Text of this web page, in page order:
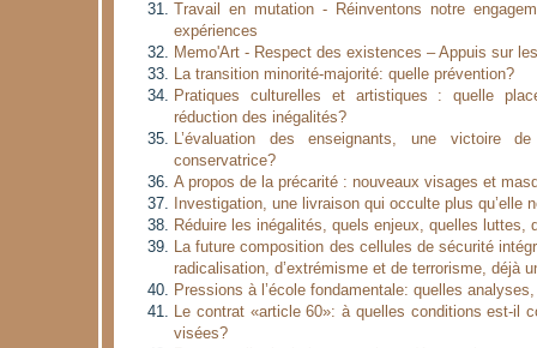
Travail en mutation - Réinventons notre
expériences
Memo'Art - Respect des existences – Appuis sur
La transition minorité-majorité: quelle prévention?
Pratiques culturelles et artistiques : quelle
réduction des inégalités?
L’évaluation des enseignants, une victoire
conservatrice?
A propos de la précarité : nouveaux visages et
Investigation, une livraison qui occulte plus qu’elle
Réduire les inégalités, quels enjeux, quelles luttes,
La future composition des cellules de sécurité
radicalisation, d’extrémisme et de terrorisme, déjà
Pressions à l’école fondamentale: quelles
Le contrat «article 60»: à quelles conditions est-il
visées?